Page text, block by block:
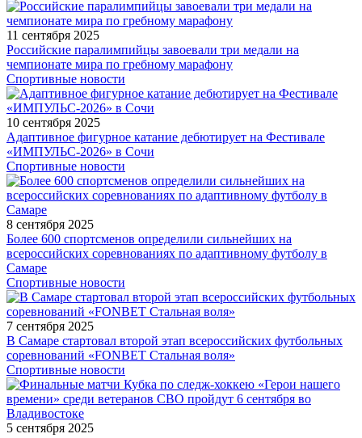
11 сентября 2025
Российские паралимпийцы завоевали три медали на
чемпионате мира по гребному марафону
Спортивные новости
10 сентября 2025
Адаптивное фигурное катание дебютирует на Фестивале
«ИМПУЛЬС-2026» в Сочи
Спортивные новости
8 сентября 2025
Более 600 спортсменов определили сильнейших на
всероссийских соревнованиях по адаптивному футболу в
Самаре
Спортивные новости
7 сентября 2025
В Самаре стартовал второй этап всероссийских футбольных
соревнований «FONBET Стальная воля»
Спортивные новости
5 сентября 2025